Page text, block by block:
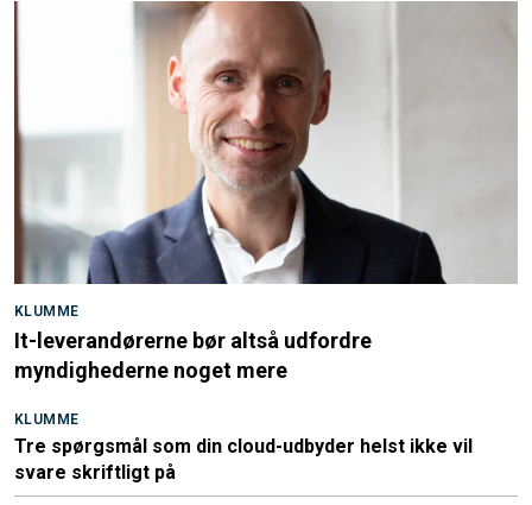
KLUMME
It-leverandørerne bør altså udfordre
myndighederne noget mere
KLUMME
Tre spørgsmål som din cloud-udbyder helst ikke vil
svare skriftligt på